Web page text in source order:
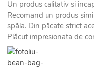
Un produs calitativ si
Recomand un produs
spăla. Din păcate strict
Plăcut impresionata de